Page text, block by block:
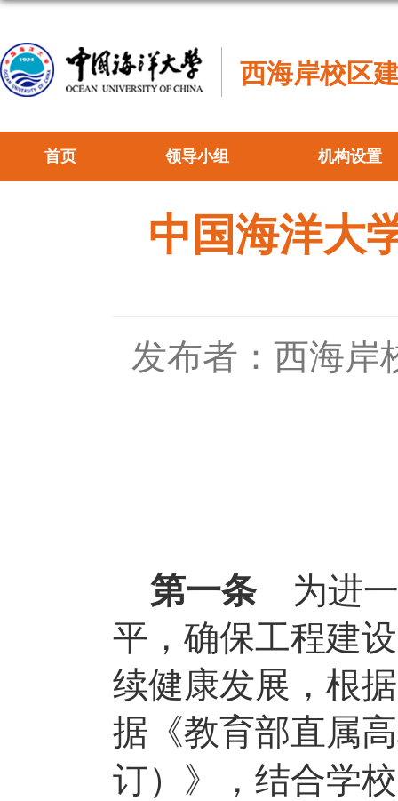
西海岸校区
首页 领导小组 机构设置
中国海洋大
发布者：西海岸
第一条 为进
平，确保工程建
续健康发展，根
据《教育部直属
订）》，结合学